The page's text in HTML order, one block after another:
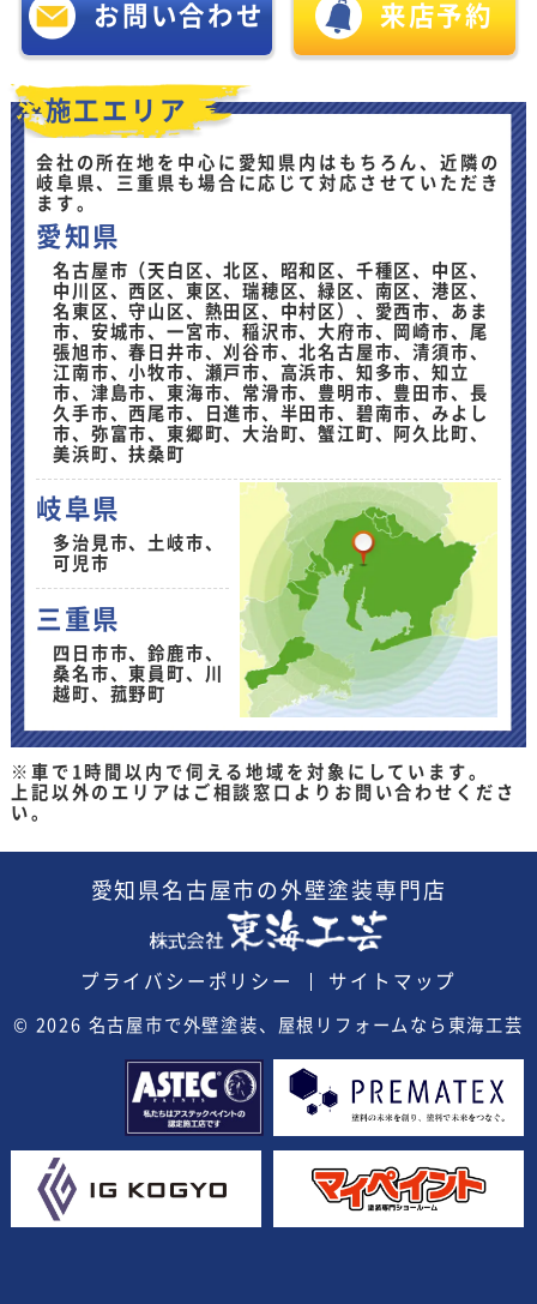
お問い合わせ 来店予約
施工エリア
会社の所在地を中心に愛知県内はもちろん、近隣の
岐阜県、三重県も場合に応じて対応させていただき
ます。
愛知県
名古屋市（天白区、北区、昭和区、千種区、中区、
中川区、西区、東区、瑞穂区、緑区、南区、港区、
名東区、守山区、熱田区、中村区）、愛西市、あま
市、安城市、一宮市、稲沢市、大府市、岡崎市、尾
張旭市、春日井市、刈谷市、北名古屋市、清須市、
江南市、小牧市、瀬戸市、高浜市、知多市、知立
市、津島市、東海市、常滑市、豊明市、豊田市、長
久手市、西尾市、日進市、半田市、碧南市、みよし
市、弥富市、東郷町、大治町、蟹江町、阿久比町、
美浜町、扶桑町
岐阜県
多治見市、土岐市、
可児市
三重県
四日市市、鈴鹿市、
桑名市、東員町、川
越町、菰野町
※車で1時間以内で伺える地域を対象にしています。
上記以外のエリアはご相談窓口よりお問い合わせくださ
い。
愛知県名古屋市の外壁塗装 専門店
プライバシーポリシー サイトマップ
© 2026 名古屋市で外壁塗装、屋根リフォームなら東海工芸